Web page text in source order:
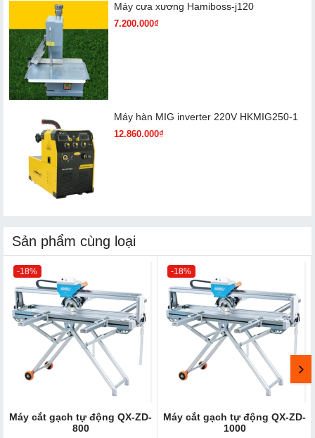
Máy cưa xương Hamiboss-j120
7.200.000₫
Máy hàn MIG inverter 220V HKMIG250-1
12.860.000₫
Sản phẩm cùng loại
-18%
Máy cắt gạch tự động QX-ZD-
800
-18%
Máy cắt gạch tự động QX-ZD-
1000